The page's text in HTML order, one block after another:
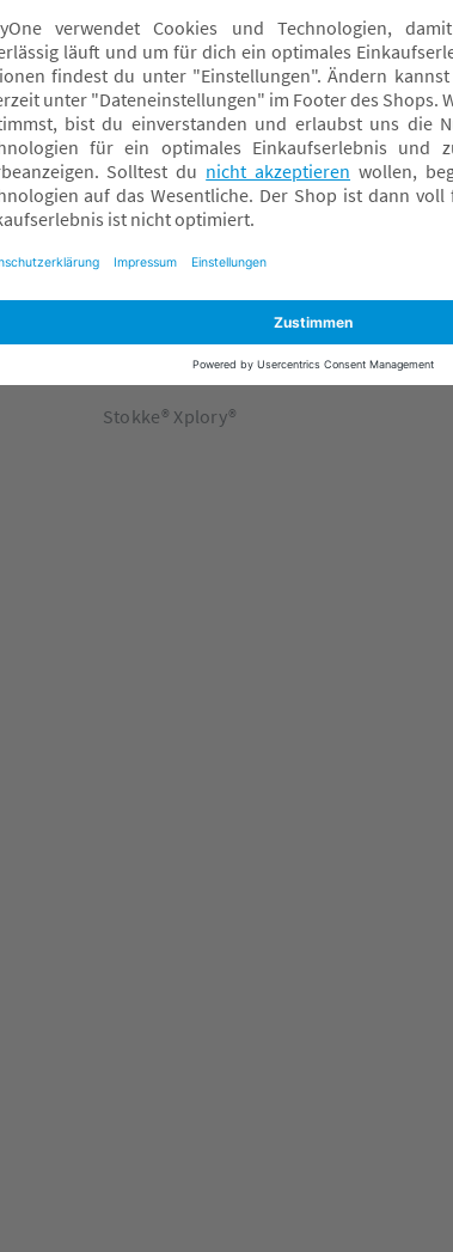
STOKKE Wickeltaschen
Stokke® Flexi Bath®
Stokke® Hochstühle
Stokke® JetKids™
Stokke® Snoozi™
Stokke® Xplory®